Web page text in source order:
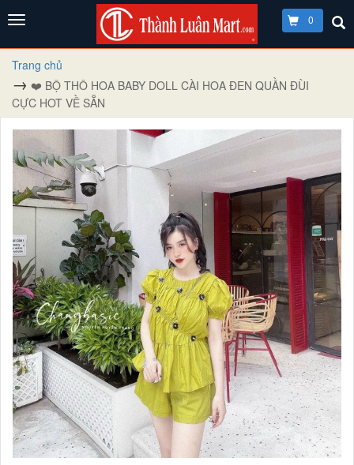
0
Trang chủ
❤️ BỘ THÔ HOA BABY DOLL CÀI HOA ĐEN QUẦN ĐÙI
CỰC HOT VỀ SẴN